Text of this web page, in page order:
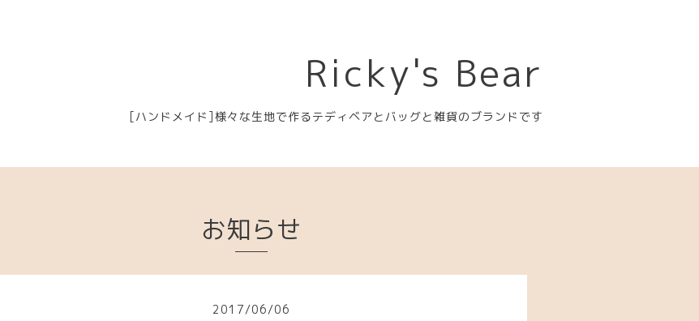
Ricky's Bear
[ハンドメイド]様々な生地で作るテディベアとバッグと雑貨のブランドです
お知らせ
2017/06/06